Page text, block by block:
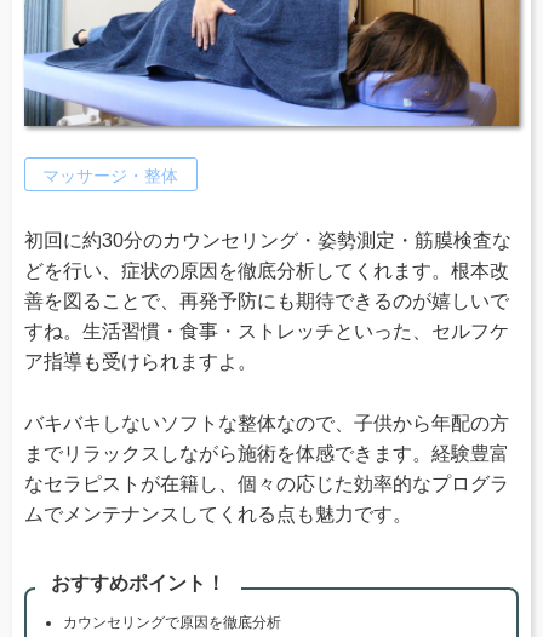
マッサージ・整体
初回に約30分のカウンセリング・姿勢測定・筋膜検査な
どを行い、症状の原因を徹底分析してくれます。根本改
善を図ることで、再発予防にも期待できるのが嬉しいで
すね。生活習慣・食事・ストレッチといった、セルフケ
ア指導も受けられますよ。
バキバキしないソフトな整体なので、子供から年配の方
までリラックスしながら施術を体感できます。経験豊富
なセラピストが在籍し、個々の応じた効率的なプログラ
ムでメンテナンスしてくれる点も魅力です。
おすすめポイント！
カウンセリングで原因を徹底分析